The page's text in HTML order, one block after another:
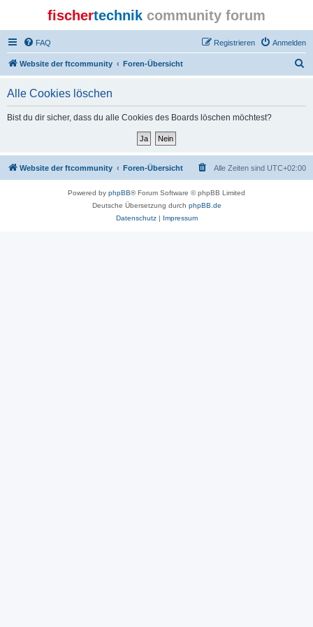
fischertechnik community forum
FAQ Anmelden
Registrieren
Website der ftcommunity Foren-Übersicht
Alle Cookies löschen
Bist du dir sicher, dass du alle Cookies des Boards löschen möchtest?
Website der ftcommunity Foren-Übersicht Alle Zeiten sind UTC+02:00
Powered by phpBB® Forum Software © phpBB Limited
Deutsche Übersetzung durch phpBB.de
Datenschutz| Impressum